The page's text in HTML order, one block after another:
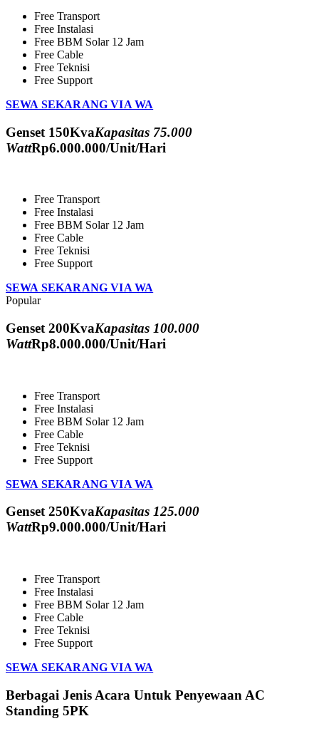
Free Transport
Free Instalasi
Free BBM Solar 12 Jam
Free Cable
Free Teknisi
Free Support
SEWA SEKARANG VIA WA
Genset 150KvaKapasitas 75.000
WattRp6.000.000/Unit/Hari
Free Transport
Free Instalasi
Free BBM Solar 12 Jam
Free Cable
Free Teknisi
Free Support
SEWA SEKARANG VIA WA
Popular
Genset 200KvaKapasitas 100.000
WattRp8.000.000/Unit/Hari
Free Transport
Free Instalasi
Free BBM Solar 12 Jam
Free Cable
Free Teknisi
Free Support
SEWA SEKARANG VIA WA
Genset 250KvaKapasitas 125.000
WattRp9.000.000/Unit/Hari
Free Transport
Free Instalasi
Free BBM Solar 12 Jam
Free Cable
Free Teknisi
Free Support
SEWA SEKARANG VIA WA
Berbagai Jenis Acara Untuk Penyewaan AC
Standing 5PK